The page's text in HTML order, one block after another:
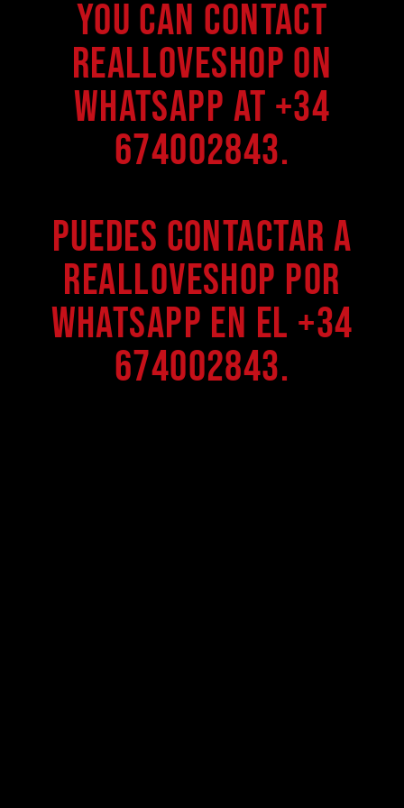
You can contact
Realloveshop on
WhatsApp at +34
674002843.
Puedes contactar a
Realloveshop por
WhatsApp en el +34
674002843.